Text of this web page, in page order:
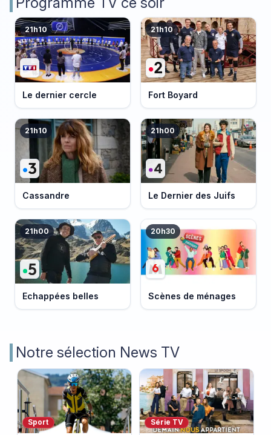
21h10
Le dernier cercle
21h10
Fort Boyard
21h10
Cassandre
21h00
Le Dernier des Juifs
21h00
Echappées belles
20h30
Scènes de ménages
Notre sélection News TV
Sport Série TV